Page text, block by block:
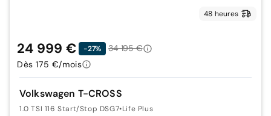
48 heures
Volkswagen T-CROSS
1.0 TSI 116 Start/Stop DSG7•Life Plus
24 999 € -27%
34 195 €
Dès 175 €/mois